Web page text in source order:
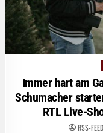
Immer hart am
Schumacher
RTL Live-
RSS-FEED